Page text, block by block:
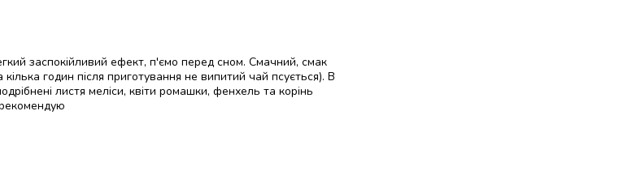
заспокійливий ефект, п'ємо перед сном. Смачний, смак
годин після приготування не випитий чай псується). В
листя меліси, квіти ромашки, фенхель та корінь